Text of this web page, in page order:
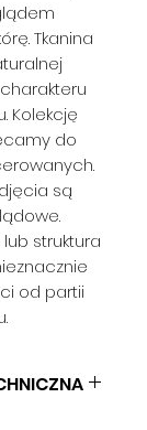
Tkanina
Kolekcję
do
są
struktura
od partii